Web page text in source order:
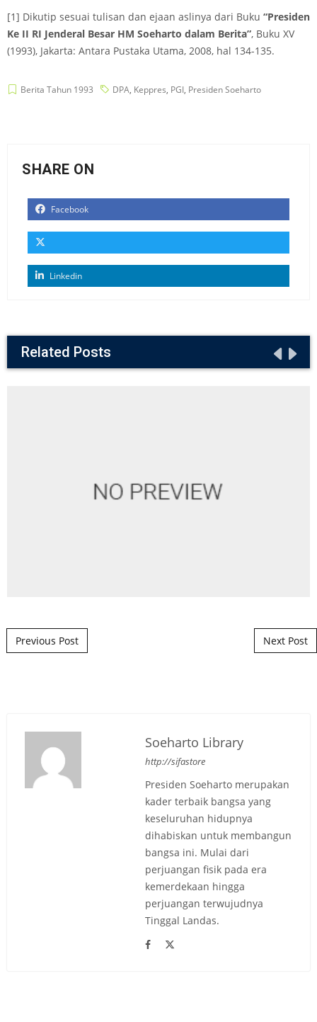
[1] Dikutip sesuai tulisan dan ejaan aslinya dari Buku “Presiden
Ke II RI Jenderal Besar HM Soeharto dalam Berita”, Buku XV
(1993), Jakarta: Antara Pustaka Utama, 2008, hal 134-135.
Berita Tahun 1993 DPA, Keppres, PGI, Presiden Soeharto
SHARE ON
Facebook
Linkedin
Related Posts
Post navigation
Previous Post Next Post
Soeharto Library
http://sifastore
Presiden Soeharto merupakan
kader terbaik bangsa yang
keseluruhan hidupnya
dihabiskan untuk membangun
bangsa ini. Mulai dari
perjuangan fisik pada era
kemerdekaan hingga
perjuangan terwujudnya
Tinggal Landas.